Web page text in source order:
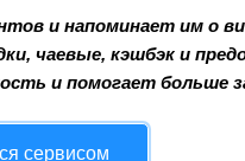
и напоминает им о
чаевые, кэшбэк и
и помогает больше
сервисом